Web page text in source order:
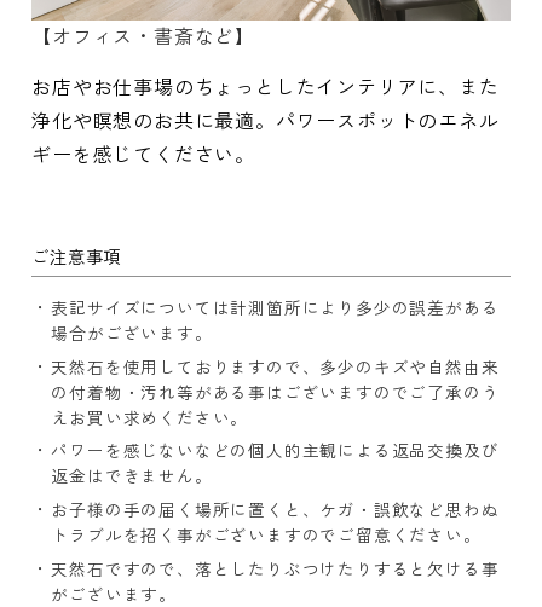
【オフィス・書斎など】
お店やお仕事場のちょっとしたインテリアに、また
浄化や瞑想のお共に最適。パワースポットのエネル
ギーを感じてください。
ご注意事項
表記サイズについては計測箇所により多少の誤差がある
場合がございます。
天然石を使用しておりますので、多少のキズや自然由来
の付着物・汚れ等がある事はございますのでご了承のう
えお買い求めください。
パワーを感じないなどの個人的主観による返品交換及び
返金はできません。
お子様の手の届く場所に置くと、ケガ・誤飲など思わぬ
トラブルを招く事がございますのでご留意ください。
天然石ですので、落としたりぶつけたりすると欠ける事
がございます。